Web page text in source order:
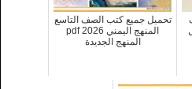
تحميل جميع كتب الصف التاسع
المنهج اليمني 2026 pdf
المنهج الجديدة